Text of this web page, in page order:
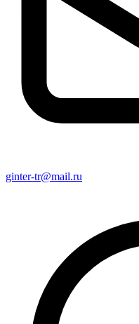
ginter-tr@mail.ru